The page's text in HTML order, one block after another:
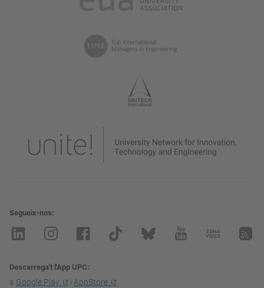
Segueix-nos
Descarrega't l'App UPC
a Google Play i AppStore